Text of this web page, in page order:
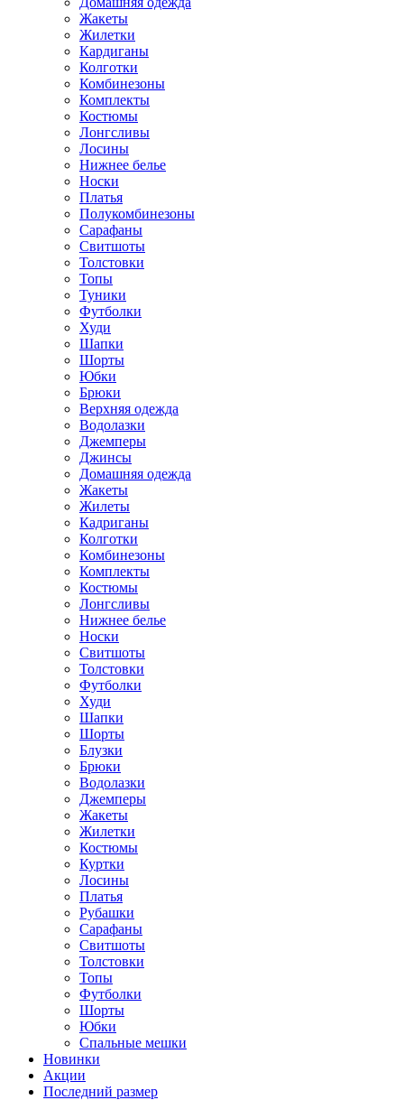
Жакеты
Жилетки
Кардиганы
Колготки
Комбинезоны
Комплекты
Костюмы
Лонгсливы
Лосины
Нижнее белье
Носки
Платья
Полукомбинезоны
Сарафаны
Свитшоты
Толстовки
Топы
Туники
Футболки
Худи
Шапки
Шорты
Юбки
Брюки
Верхняя одежда
Водолазки
Джемперы
Джинсы
Домашняя одежда
Жакеты
Жилеты
Кадриганы
Колготки
Комбинезоны
Комплекты
Костюмы
Лонгсливы
Нижнее белье
Носки
Свитшоты
Толстовки
Футболки
Худи
Шапки
Шорты
Блузки
Брюки
Водолазки
Джемперы
Жакеты
Жилетки
Костюмы
Куртки
Лосины
Платья
Рубашки
Сарафаны
Свитшоты
Толстовки
Топы
Футболки
Шорты
Юбки
Спальные мешки
Новинки
Акции
Последний размер